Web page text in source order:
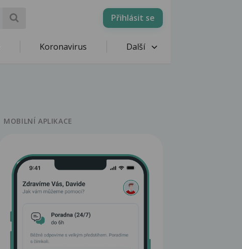
Přihlásit se
Koronavirus Další
MOBILNÍ APLIKACE